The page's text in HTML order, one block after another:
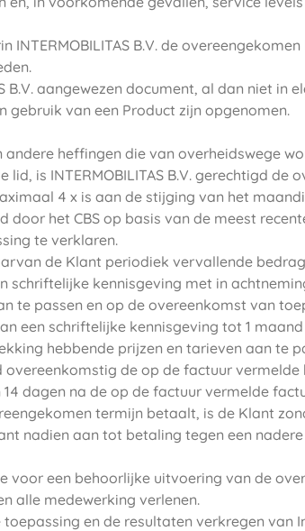
B.V. de
B.V. aangewezen document, al dan niet in
van een Product zijn opgenomen.
andere heffingen die van overheidswege
is INTERMOBILITAS B.V. gerechtigd de
4 x is aan de stijging van het
het CBS op basis van de meest
te verklaren.
de Klant periodiek vervallende
schriftelijke kennisgeving met in
te passen en op de overeenkomst van
een schriftelijke kennisgeving tot 1
hebbende prijzen en tarieven aan te
de op de factuur vermelde
dagen na de op de factuur vermelde
termijn betaalt, is de Klant
nadien aan tot betaling tegen een
voor een behoorlijke uitvoering van de
alle medewerking verlenen.
en de resultaten verkregen van